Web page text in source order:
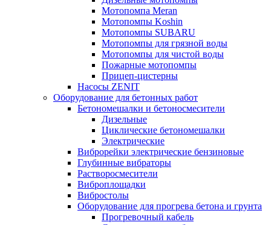
Мотопомпа Meran
Мотопомпы Koshin
Мотопомпы SUBARU
Мотопомпы для грязной воды
Мотопомпы для чистой воды
Пожарные мотопомпы
Прицеп-цистерны
Насосы ZENIT
Оборудование для бетонных работ
Бетономешалки и бетоносмесители
Дизельные
Циклические бетономешалки
Электрические
Виброрейки электрические бензиновые
Глубинные вибраторы
Растворосмесители
Виброплощадки
Вибростолы
Оборудование для прогрева бетона и грунта
Прогревочный кабель